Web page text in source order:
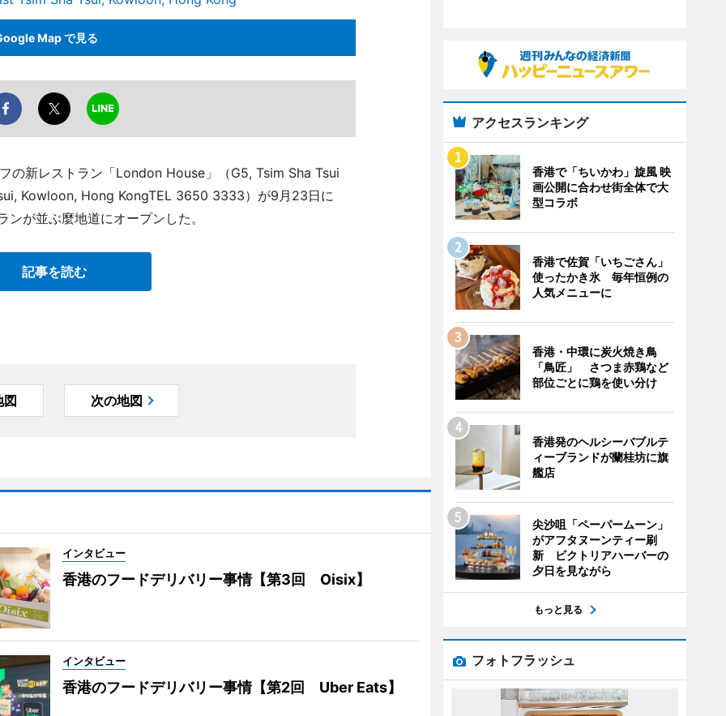
Map で見る
の新レストラン「London House」（G5, Tsim Sha Tsui
Kowloon, Hong KongTEL 3650 3333）が9月23日に
が並ぶ麼地道にオープンした。
記事を読む
図 次の地図
インタビュー
香港のフードデリバリー事情【第3回 Oisix】
インタビュー
香港のフードデリバリー事情【第2回 Uber Eats】
アクセスランキング
香港で「ちいかわ」旋風 映
画公開に合わせ街全体で大
型コラボ
香港で佐賀「いちごさん」
使ったかき氷 毎年恒例の
人気メニューに
香港・中環に炭火焼き鳥
「鳥匠」 さつま赤鶏など
部位ごとに鶏を使い分け
香港発のヘルシーバブルテ
ィーブランドが蘭桂坊に旗
艦店
尖沙咀「ペーパームーン」
がアフタヌーンティー刷
新 ビクトリアハーバーの
夕日を見ながら
もっと見る
フォトフラッシュ